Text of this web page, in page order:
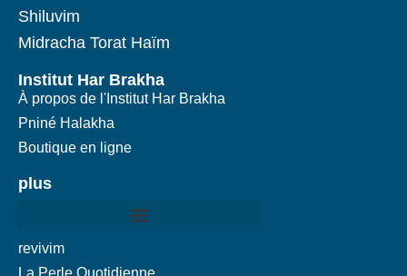
Shiluvim
Midracha Torat Haïm
Institut Har Brakha
À propos de l'Institut Har Brakha
Pniné Halakha
Boutique en ligne
plus
revivim
La Perle Quotidienne